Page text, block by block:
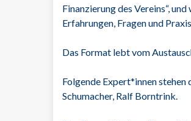
Finanzierung des Vereins“,
Erfahrungen, Fragen und
Das Format lebt vom
Folgende Expert*innen
Schumacher, Ralf Borntrink.